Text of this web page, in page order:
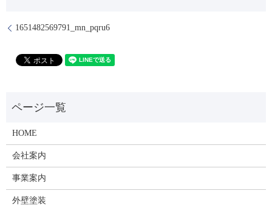
1651482569791_mn_pqru6
HOME
会社案内
事業案内
外壁塗装